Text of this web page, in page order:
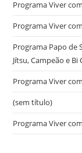
Programa Viver
Programa Viver
Programa Papo de
Jítsu, Campeão e
Programa Viver
(sem título)
Programa Viver